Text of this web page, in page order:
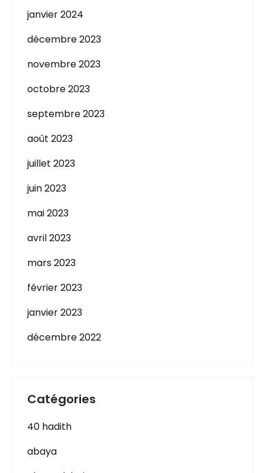
janvier 2024
décembre 2023
novembre 2023
octobre 2023
septembre 2023
août 2023
juillet 2023
juin 2023
mai 2023
avril 2023
mars 2023
février 2023
janvier 2023
décembre 2022
Catégories
40 hadith
abaya